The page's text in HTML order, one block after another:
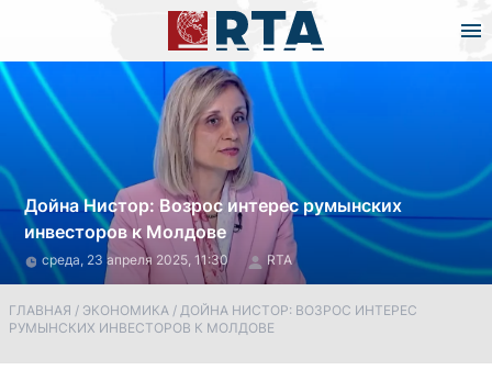
Дойна Нистор: Возрос интерес румынских
инвесторов к Молдове
среда, 23 апреля 2025, 11:30 RTA
ГЛАВНАЯ / ЭКОНОМИКА / ДОЙНА НИСТОР: ВОЗРОС ИНТЕРЕС
РУМЫНСКИХ ИНВЕСТОРОВ К МОЛДОВЕ